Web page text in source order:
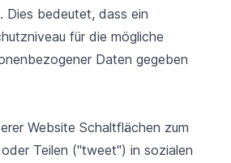
Dies bedeutet, dass ein
für die mögliche
Daten gegeben
Website Schaltflächen zum
Teilen ("tweet") in sozialen